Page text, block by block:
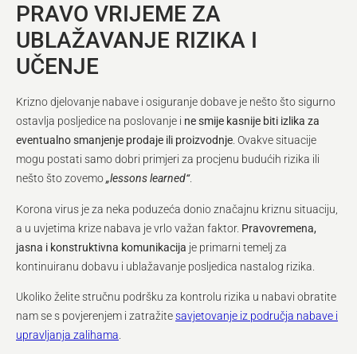
PRAVO VRIJEME ZA
UBLAŽAVANJE RIZIKA I
UČENJE
Krizno djelovanje nabave i osiguranje dobave je nešto što sigurno
ostavlja posljedice na poslovanje i ne smije kasnije biti izlika za
eventualno smanjenje prodaje ili proizvodnje . Ovakve situacije
mogu postati samo dobri primjeri za procjenu budućih rizika ili
nešto što zovemo„lessons learned“.
Korona virus je za neka poduzeća donio značajnu kriznu situaciju,
a u uvjetima krize nabava je vrlo važan faktor. Pravovremena,
jasna i konstruktivna komunikacija je primarni temelj za
kontinuiranu dobavu i ublažavanje posljedica nastalog rizika.
Ukoliko želite stručnu podršku za kontrolu rizika u nabavi obratite
nam se s povjerenjem i zatražitesavjetovanje iz područja nabave i
upravljanja zalihama